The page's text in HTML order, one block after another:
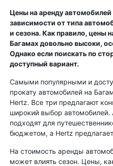
Цены на аренду
зависимости от типа
и сезона. Как правило, цены
Багамах довольно высоки,
Однако если поискать по
доступный вариант.
Самыми популярными и
прокату автомобилей на
Hertz. Все три предлагают
широкий выбор автомобилей.
подходят для
бюджетом, а Hertz
На стоимость аренды
может влиять сезон. Цены,